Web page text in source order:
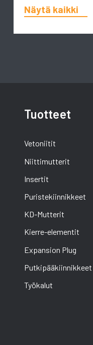
Näytä kaikki
Tuotteet
Vetoniitit
Niittimutterit
Insertit
Puristekiinnikkeet
KD-Mutterit
Kierre-elementit
Expansion Plug
Putkipääkiinnikkeet
Työkalut